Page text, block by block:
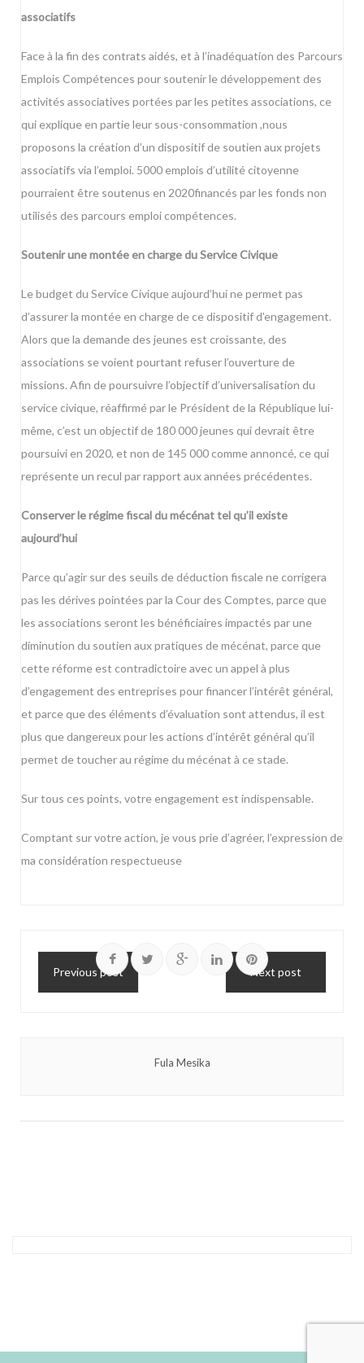
associatifs
Face à la fin des contrats aidés, et à l’inadéquation des Parcours
Emplois Compétences pour soutenir le développement des
activités associatives portées par les petites associations, ce
qui explique en partie leur sous-consommation ,nous
proposons la création d’un dispositif de soutien aux projets
associatifs via l’emploi. 5000 emplois d’utilité citoyenne
pourraient être soutenus en 2020financés par les fonds non
utilisés des parcours emploi compétences.
Soutenir une montée en charge du Service Civique
Le budget du Service Civique aujourd’hui ne permet pas
d’assurer la montée en charge de ce dispositif d’engagement.
Alors que la demande des jeunes est croissante, des
associations se voient pourtant refuser l’ouverture de
missions. Afin de poursuivre l’objectif d’universalisation du
service civique, réaffirmé par le Président de la République lui-
même, c’est un objectif de 180 000 jeunes qui devrait être
poursuivi en 2020, et non de 145 000 comme annoncé, ce qui
représente un recul par rapport aux années précédentes.
Conserver le régime fiscal du mécénat tel qu’il existe
aujourd’hui
Parce qu’agir sur des seuils de déduction fiscale ne corrigera
pas les dérives pointées par la Cour des Comptes, parce que
les associations seront les bénéficiaires impactés par une
diminution du soutien aux pratiques de mécénat, parce que
cette réforme est contradictoire avec un appel à plus
d’engagement des entreprises pour financer l’intérêt général,
et parce que des éléments d’évaluation sont attendus, il est
plus que dangereux pour les actions d’intérêt général qu’il
permet de toucher au régime du mécénat à ce stade.
Sur tous ces points, votre engagement est indispensable.
Comptant sur votre action, je vous prie d’agréer, l’expression de
ma considération respectueuse
Previous post Next post
Fula Mesika